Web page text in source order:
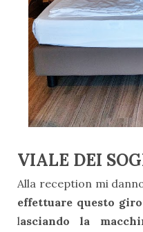
VIALE DEI
Alla reception mi
effettuare questo giro
lasciando la